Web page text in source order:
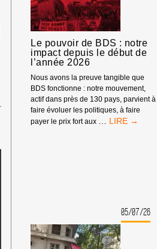
Le pouvoir de BDS : notre
impact depuis le début de
l’année 2026
Nous avons la preuve tangible que
BDS fonctionne : notre mouvement,
actif dans près de 130 pays, parvient à
faire évoluer les politiques, à faire
payer le prix fort aux
LE
DÉBUT
DE
L’ANNÉE
05/07/26